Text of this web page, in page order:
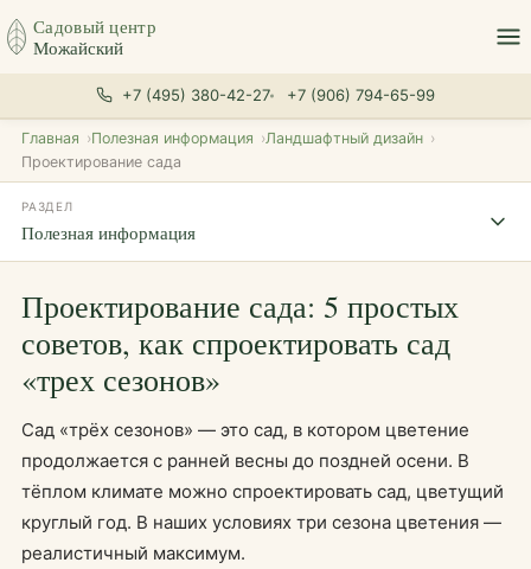
Садовый центр
Можайский
+7 (495) 380-42-27 +7 (906) 794-65-99
Главная Полезная информация
Ландшафтный дизайн
Проектирование сада
РАЗДЕЛ
Полезная информация
Проектирование сада: 5 простых
советов, как спроектировать сад
«трех сезонов»
Сад «трёх сезонов» — это сад, в котором цветение
продолжается с ранней весны до поздней осени. В
тёплом климате можно спроектировать сад, цветущий
круглый год. В наших условиях три сезона цветения —
реалистичный максимум.